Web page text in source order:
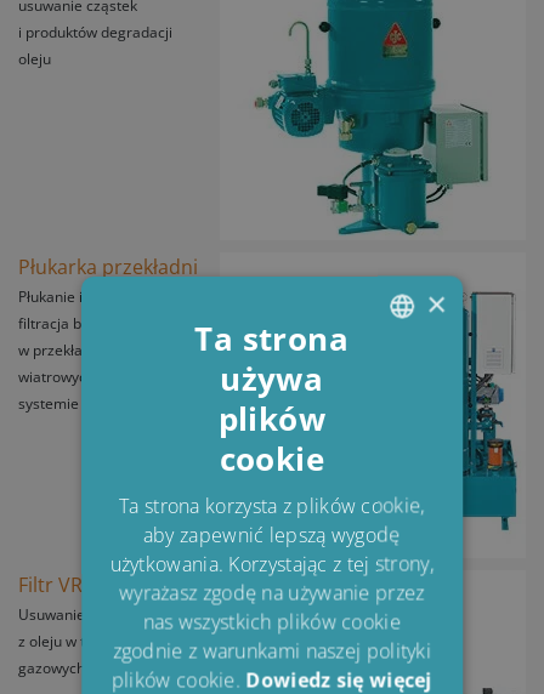
usuwanie cząstek
i produktów degradacji
oleju
Płukarka przekładni
Płukanie i autonomiczna
filtracja bocznikowa
w przekładniach turbin
wiatrowych — w jednym
systemie
Filtr VRU
Usuwanie zanieczyszczeń
z oleju w turbinach
gazowych i parowych
SPANISH
FRENCH
×
Ta strona
używa
plików
cookie
Ta strona korzysta z plików cookie,
aby zapewnić lepszą wygodę
użytkowania. Korzystając z tej strony,
wyrażasz zgodę na używanie przez
nas wszystkich plików cookie
zgodnie z warunkami naszej polityki
plików cookie. Dowiedz się więcej